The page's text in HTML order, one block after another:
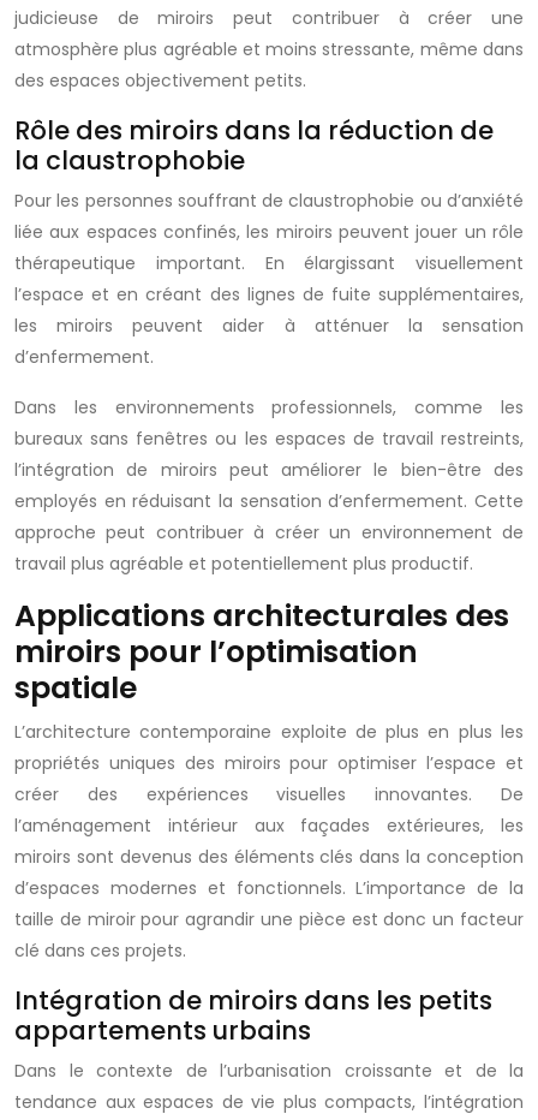
judicieuse de miroirs peut contribuer à créer une
atmosphère plus agréable et moins stressante, même dans
des espaces objectivement petits.
Rôle des miroirs dans la réduction de
la claustrophobie
Pour les personnes souffrant de claustrophobie ou d’anxiété
liée aux espaces confinés, les miroirs peuvent jouer un rôle
thérapeutique important. En élargissant visuellement
l’espace et en créant des lignes de fuite supplémentaires,
les miroirs peuvent aider à atténuer la sensation
d’enfermement.
Dans les environnements professionnels, comme les
bureaux sans fenêtres ou les espaces de travail restreints,
l’intégration de miroirs peut améliorer le bien-être des
employés en réduisant la sensation d’enfermement. Cette
approche peut contribuer à créer un environnement de
travail plus agréable et potentiellement plus productif.
Applications architecturales des
miroirs pour l’optimisation
spatiale
L’architecture contemporaine exploite de plus en plus les
propriétés uniques des miroirs pour optimiser l’espace et
créer des expériences visuelles innovantes. De
l’aménagement intérieur aux façades extérieures, les
miroirs sont devenus des éléments clés dans la conception
d’espaces modernes et fonctionnels. L’importance de la
taille de miroir pour agrandir une pièce est donc un facteur
clé dans ces projets.
Intégration de miroirs dans les petits
appartements urbains
Dans le contexte de l’urbanisation croissante et de la
tendance aux espaces de vie plus compacts, l’intégration